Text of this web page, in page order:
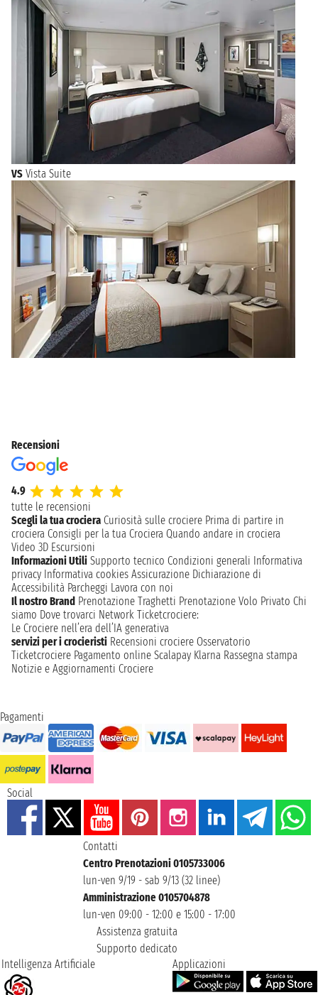
VS Vista Suite
Recensioni
4.9
tutte le recensioni
Scegli la tua crociera Curiosità sulle crociere Prima di partire in
crociera Consigli per la tua Crociera Quando andare in crociera
Video 3D Escursioni
Informazioni Utili Supporto tecnico Condizioni generali Informativa
privacy Informativa cookies Assicurazione Dichiarazione di
Accessibilità Parcheggi Lavora con noi
Il nostro Brand Prenotazione Traghetti Prenotazione Volo Privato Chi
siamo Dove trovarci Network Ticketcrociere:
Le Crociere nell’era dell’IA generativa
servizi per i crocieristi Recensioni crociere Osservatorio
Ticketcrociere Pagamento online Scalapay Klarna Rassegna stampa
Notizie e Aggiornamenti Crociere
Pagamenti
Social
Contatti
Centro Prenotazioni 0105733006
lun-ven 9/19 - sab 9/13 (32 linee)
Amministrazione 0105704878
lun-ven 09:00 - 12:00 e 15:00 - 17:00
Assistenza gratuita
Supporto dedicato
Intelligenza Artificiale
Applicazioni